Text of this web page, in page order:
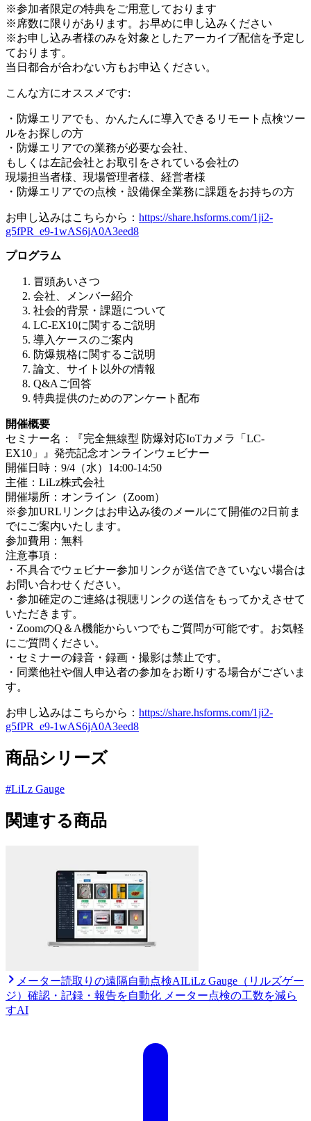
※参加者限定の特典をご用意しております
※席数に限りがあります。お早めに申し込みください
※お申し込み者様のみを対象としたアーカイブ配信を予定し
ております。
当日都合が合わない方もお申込ください。
こんな方にオススメです:
・防爆エリアでも、かんたんに導入できるリモート点検ツー
ルをお探しの方
・防爆エリアでの業務が必要な会社、
もしくは左記会社とお取引をされている会社の
現場担当者様、現場管理者様、経営者様
・防爆エリアでの点検・設備保全業務に課題をお持ちの方
お申し込みはこちらから： https://share.hsforms.com/1ji2-
g5fPR_e9-1wAS6jA0A3eed8
プログラム
冒頭あいさつ
会社、メンバー紹介
社会的背景・課題について
LC-EX10に関するご説明
導入ケースのご案内
防爆規格に関するご説明
論文、サイト以外の情報
Q&Aご回答
特典提供のためのアンケート配布
開催概要
セミナー名：『完全無線型 防爆対応IoTカメラ「LC-
EX10」』発売記念オンラインウェビナー
開催日時：9/4（水）14:00-14:50
主催：LiLz株式会社
開催場所：オンライン（Zoom）
※参加URLリンクはお申込み後のメールにて開催の2日前ま
でにご案内いたします。
参加費用：無料
注意事項：
・不具合でウェビナー参加リンクが送信できていない場合は
お問い合わせください。
・参加確定のご連絡は視聴リンクの送信をもってかえさせて
いただきます。
・ZoomのQ＆A機能からいつでもご質問が可能です。お気軽
にご質問ください。
・セミナーの録音・録画・撮影は禁止です。
・同業他社や個人申込者の参加をお断りする場合がございま
す。
お申し込みはこちらから： https://share.hsforms.com/1ji2-
g5fPR_e9-1wAS6jA0A3eed8
商品シリーズ
#LiLz Gauge
関連する商品
メーター読取りの遠隔自動点検AILiLz Gauge（リルズゲー
ジ） 確認・記録・報告を自動化 メーター点検の工数を減ら
すAI